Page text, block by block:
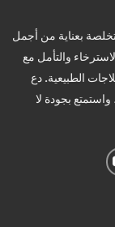
بعناية من أجمل
والتأمل مع
الطبيعية. دع
بجودة لا